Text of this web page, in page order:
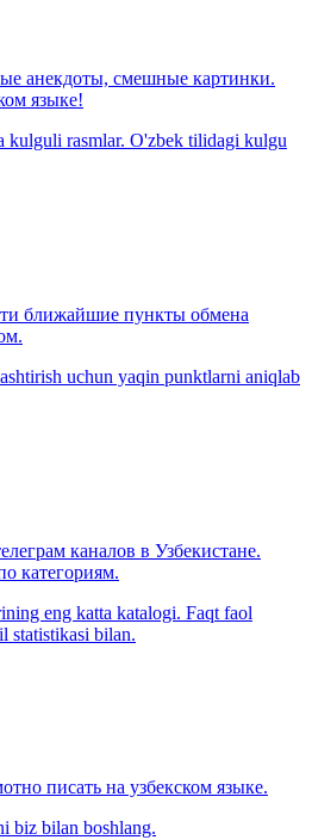
анекдоты, смешные картинки.
языке!
kulguli rasmlar. O'zbek tilidagi kulgu
ближайшие пункты обмена
uchun yaqin punktlarni aniqlab
каналов в Узбекистане.
категориям.
eng katta katalogi. Faqt faol
statistikasi bilan.
писать на узбекском языке.
biz bilan boshlang.